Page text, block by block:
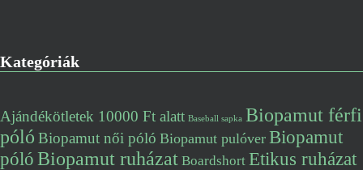
Kategóriák
Ajándékötletek 10000 Ft alatt Baseball sapka Biopamut férfi
póló Biopamut női póló Biopamut pulóver Biopamut
pólóBiopamut ruházat Boardshort Etikus ruházat